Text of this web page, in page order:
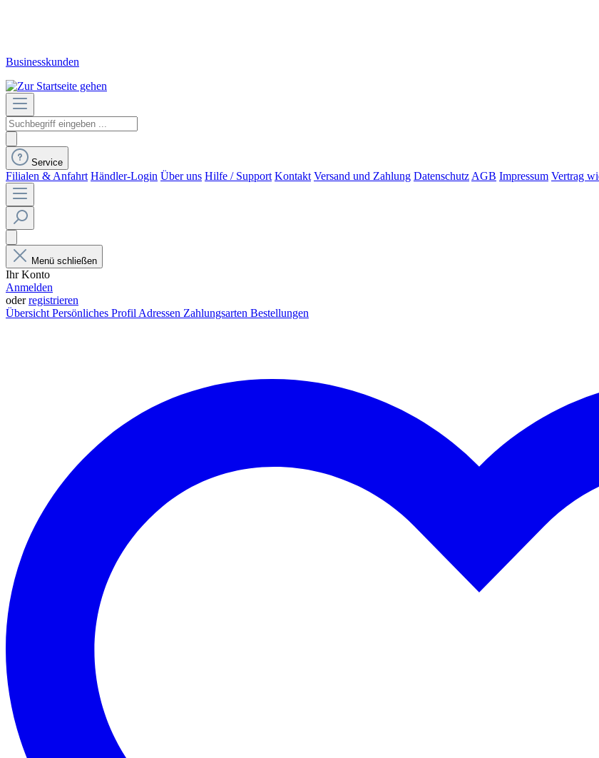
Businesskunden
Service
Filialen & Anfahrt Händler-Login Über uns Hilfe / Support Kontakt Versand und Zahlung DatenschutzAGB Impressum Vertrag
Menü schließen
Ihr Konto
Anmelden
oderregistrieren
ÜbersichtPersönliches ProfilAdressen Zahlungsarten Bestellungen